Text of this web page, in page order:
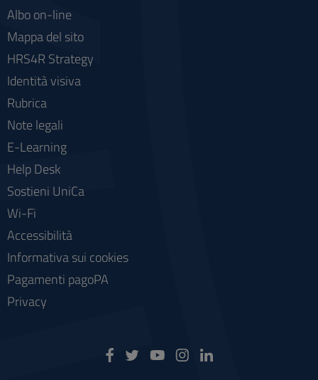
Albo on-line
Mappa del sito
HRS4R Strategy
Identità visiva
Rubrica
Note legali
E-Learning
Help Desk
Sostieni UniCa
Wi-Fi
Accessibilità
Informativa sui cookies
Pagamenti pagoPA
Privacy